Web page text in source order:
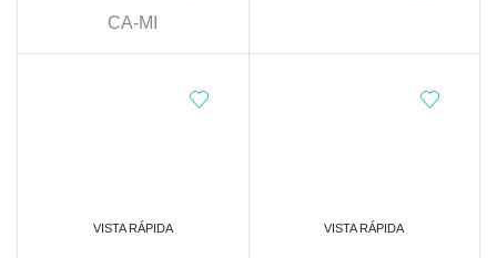
CA-MI
VISTA RÁPIDA VISTA RÁPIDA